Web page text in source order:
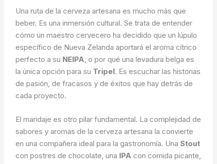
Una ruta de la cerveza artesana es mucho más que
beber. Es una inmersión cultural. Se trata de entender
cómo un maestro cervecero ha decidido que un lúpulo
específico de Nueva Zelanda aportará el aroma cítrico
perfecto a su NEIPA, o por qué una levadura belga es
la única opción para su Tripel. Es escuchar las historias
de pasión, de fracasos y de éxitos que hay detrás de
cada proyecto.
El maridaje es otro pilar fundamental. La complejidad de
sabores y aromas de la cerveza artesana la convierte
en una compañera ideal para la gastronomía. UnaStout
con postres de chocolate, una IPA con comida picante,